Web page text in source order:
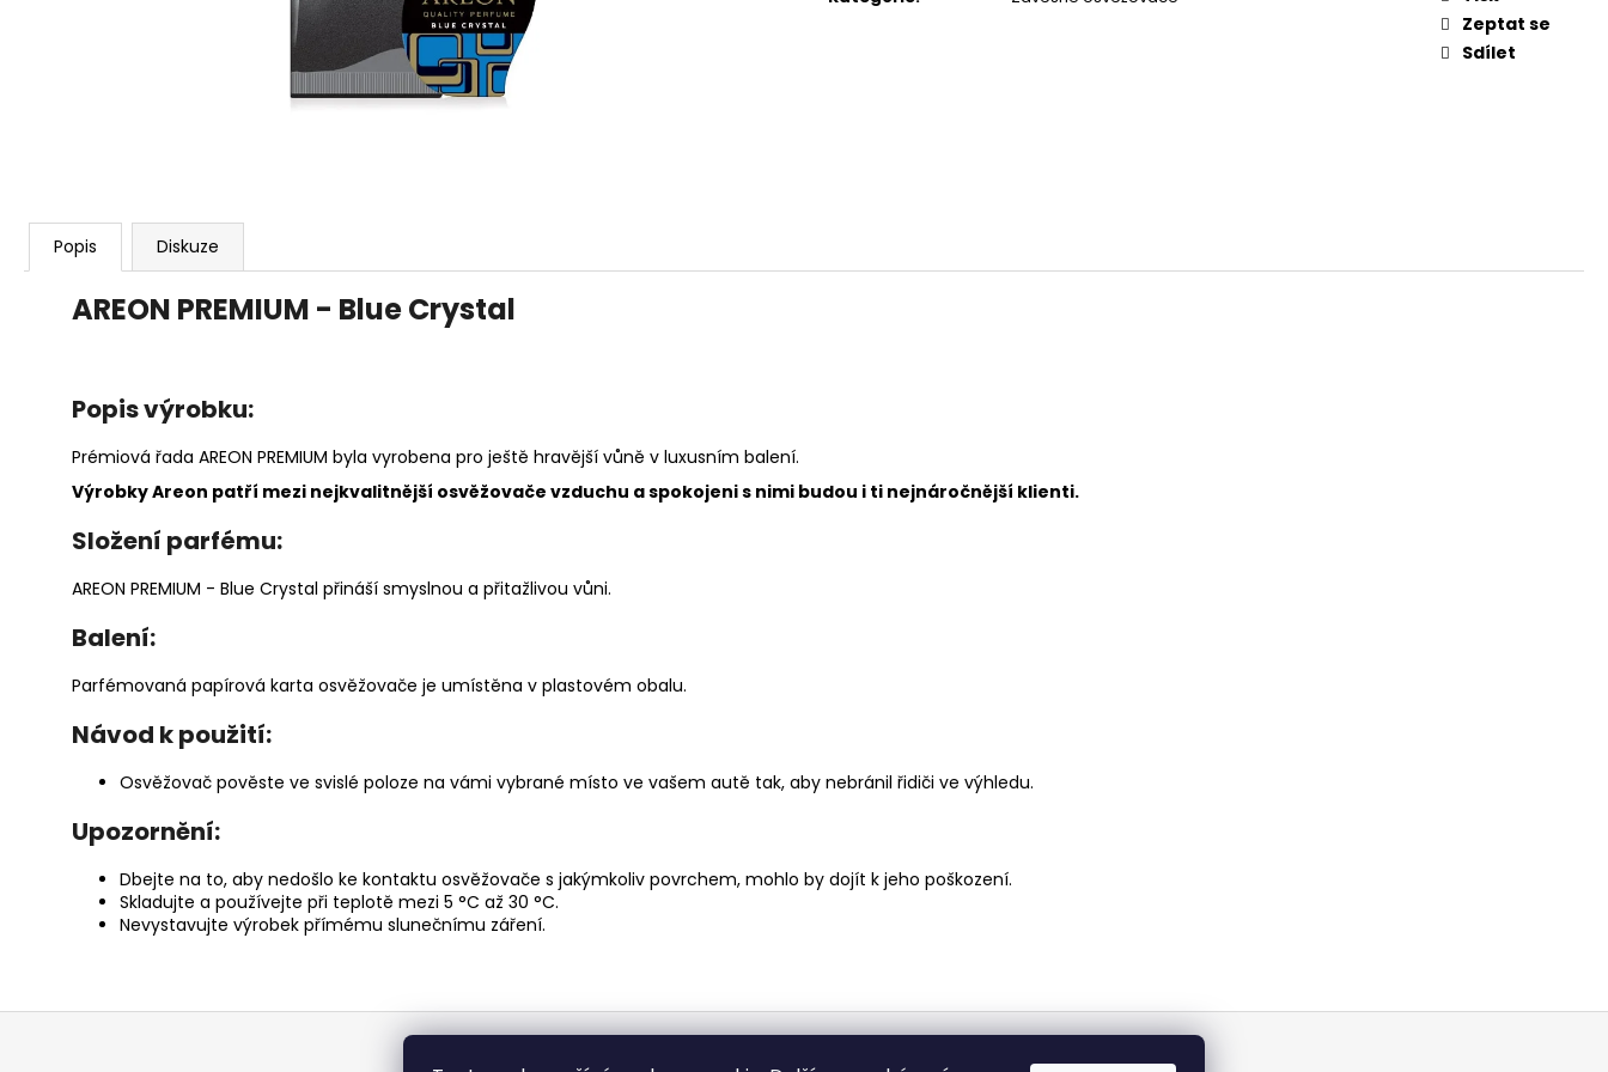
Zeptat se
Sdílet
Popis Diskuze
AREON PREMIUM - Blue Crystal
Popis výrobku:
Prémiová řada AREON PREMIUM byla vyrobena pro ještě hravější vůně v luxusním balení.
Výrobky Areon patří mezi nejkvalitnější osvěžovače vzduchu a spokojeni s nimi budou i ti nejnáročnější klienti.
Složení parfému:
AREON PREMIUM - Blue Crystal přináší smyslnou a přitažlivou vůni.
Balení:
Parfémovaná papírová karta osvěžovače je umístěna v plastovém obalu.
Návod k použití:
Osvěžovač pověste ve svislé poloze na vámi vybrané místo ve vašem autě tak, aby nebránil řidiči ve výhledu.
Upozornění:
Dbejte na to, aby nedošlo ke kontaktu osvěžovače s jakýmkoliv povrchem, mohlo by dojít k jeho poškození.
Skladujte a používejte při teplotě mezi 5 °C až 30 °C.
Nevystavujte výrobek přímému slunečnímu záření.
119 Kč
Z